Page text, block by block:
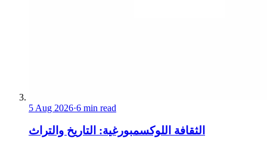
5 Aug 2026·6 min read
الثقافة اللوكسمبورغية: التاريخ والتراث